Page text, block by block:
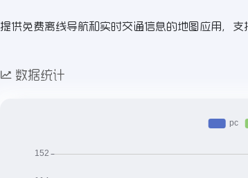
提供免费离线导航和实时交通信息的地图应用，支
数据统计